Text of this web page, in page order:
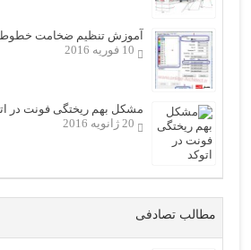
آموزش تنظیم ضخامت خطوط
10 فوریه 2016
مشکل بهم ریختگی فونت در
20 ژانویه 2016
مطالب تصادفی